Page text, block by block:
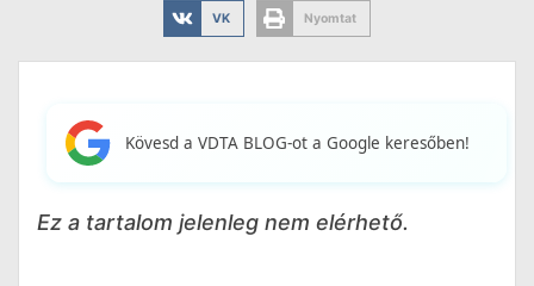
VK Nyomtat
Kövesd a VDTA BLOG-ot a Google keresőben!
Ez a tartalom jelenleg nem elérhető.